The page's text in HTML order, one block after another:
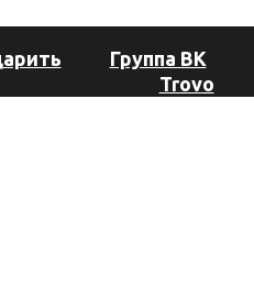
Группа ВК
Trovo